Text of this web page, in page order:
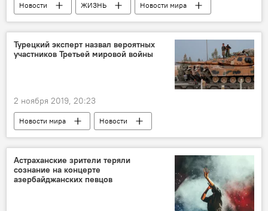
Новости ЖИЗНЬ
Новости мира
Азербайджан
Турецкий эксперт назвал вероятных
участников Третьей мировой войны
2 ноября 2019, 20:23
Новости мира Новости
Астраханские зрители теряли
сознание на концерте
азербайджанских певцов